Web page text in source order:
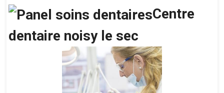
Centre
dentaire noisy le sec